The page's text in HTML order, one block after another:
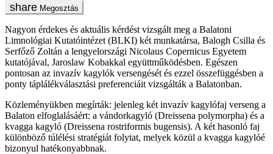
Megosztás
Nagyon érdekes és aktuális kérdést vizsgált meg a Balatoni
Limnológiai Kutatóintézet (BLKI) két munkatársa, Balogh Csilla és
Serfőző Zoltán a lengyelországi Nicolaus Copernicus Egyetem
kutatójával, Jaroslaw Kobakkal együttműködésben. Egészen
pontosan az invazív kagylók versengését és ezzel összefüggésben a
ponty táplálékválasztási preferenciáit vizsgálták a Balatonban.
Közleményükben megírták: jelenleg két invazív kagylófaj verseng a
Balaton elfoglalásáért: a vándorkagyló (Dreissena polymorpha) és a
kvagga kagyló (Dreissena rostriformis bugensis). A két hasonló faj
különböző túlélési stratégiát folytat, melyek közül a kvagga kagylóé
bizonyul hatékonyabbnak.